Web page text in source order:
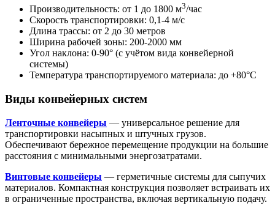
Производительность: от 1 до 1800 м3/час
Скорость транспортировки: 0,1-4 м/с
Длина трассы: от 2 до 30 метров
Ширина рабочей зоны: 200-2000 мм
Угол наклона: 0-90° (с учётом вида конвейерной
системы)
Температура транспортируемого материала: до +80°С
Виды конвейерных систем
Ленточные конвейеры — универсальное решение для
транспортировки насыпных и штучных грузов.
Обеспечивают бережное перемещение продукции на большие
расстояния с минимальными энергозатратами.
Винтовые конвейеры — герметичные системы для сыпучих
материалов. Компактная конструкция позволяет встраивать их
в ограниченные пространства, включая вертикальную подачу.